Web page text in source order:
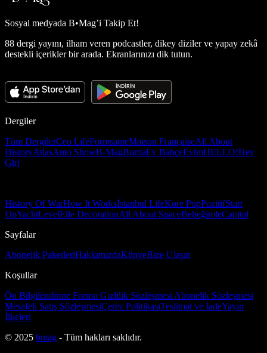
Sosyal medyada B•Mag’i Takip Et!
88 dergi yayını, ilham veren podcastler, dikey diziler ve yapay zekâ
destekli içerikler bir arada. Ekranlarınızı dik tutun.
Dergiler
Tüm DergilerCeo LifeFormsanteMaison FrançaiseAll About
HistoryAtlasAuto ShowB-MagBurdaEv BahçeEvimHELLO!Hey
Girl
History Of WarHow It Worksİstanbul LifeKore PopPozitifStart
UpYachtLevelElle DecorationAll About SpaceBebeğimleCapital
Sayfalar
Abonelik PaketleriHakkımızdaKünyeBize Ulaşın
Koşullar
Ön Bilgilendirme Formu Gizlilik Sözleşmesi Abonelik Sözleşmesi
Mesafeli Satış SözleşmesiÇerez PolitikasıTeslimat ve İadeYayın
İlkeleri
© 2025 bmag - Tüm hakları saklıdır.